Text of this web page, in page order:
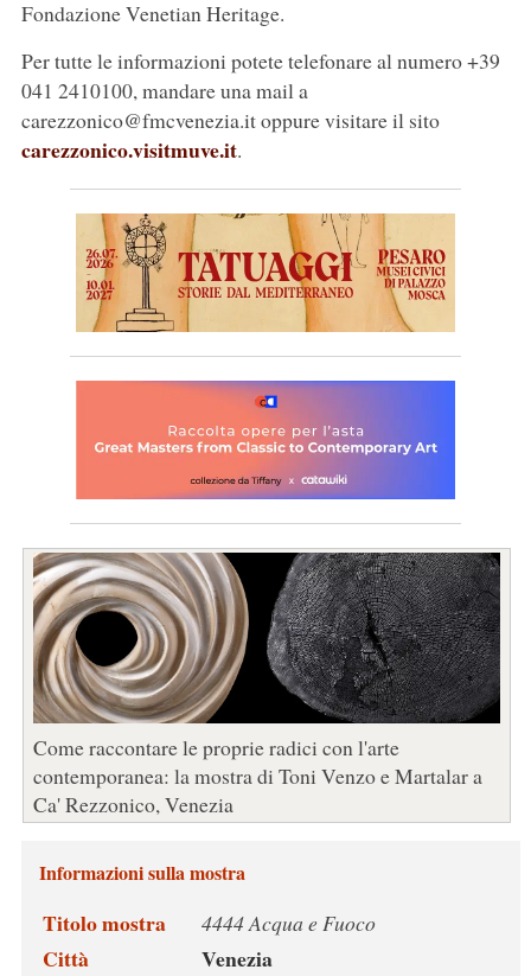
Fondazione Venetian Heritage.
Per tutte le informazioni potete telefonare al numero +39
041 2410100, mandare una mail a
carezzonico@fmcvenezia.it oppure visitare il sito
carezzonico.visitmuve.it.
Come raccontare le proprie radici con l'arte
contemporanea: la mostra di Toni Venzo e Martalar a
Ca' Rezzonico, Venezia
Informazioni sulla mostra
Titolo mostra 4444 Acqua e Fuoco
Città
Venezia